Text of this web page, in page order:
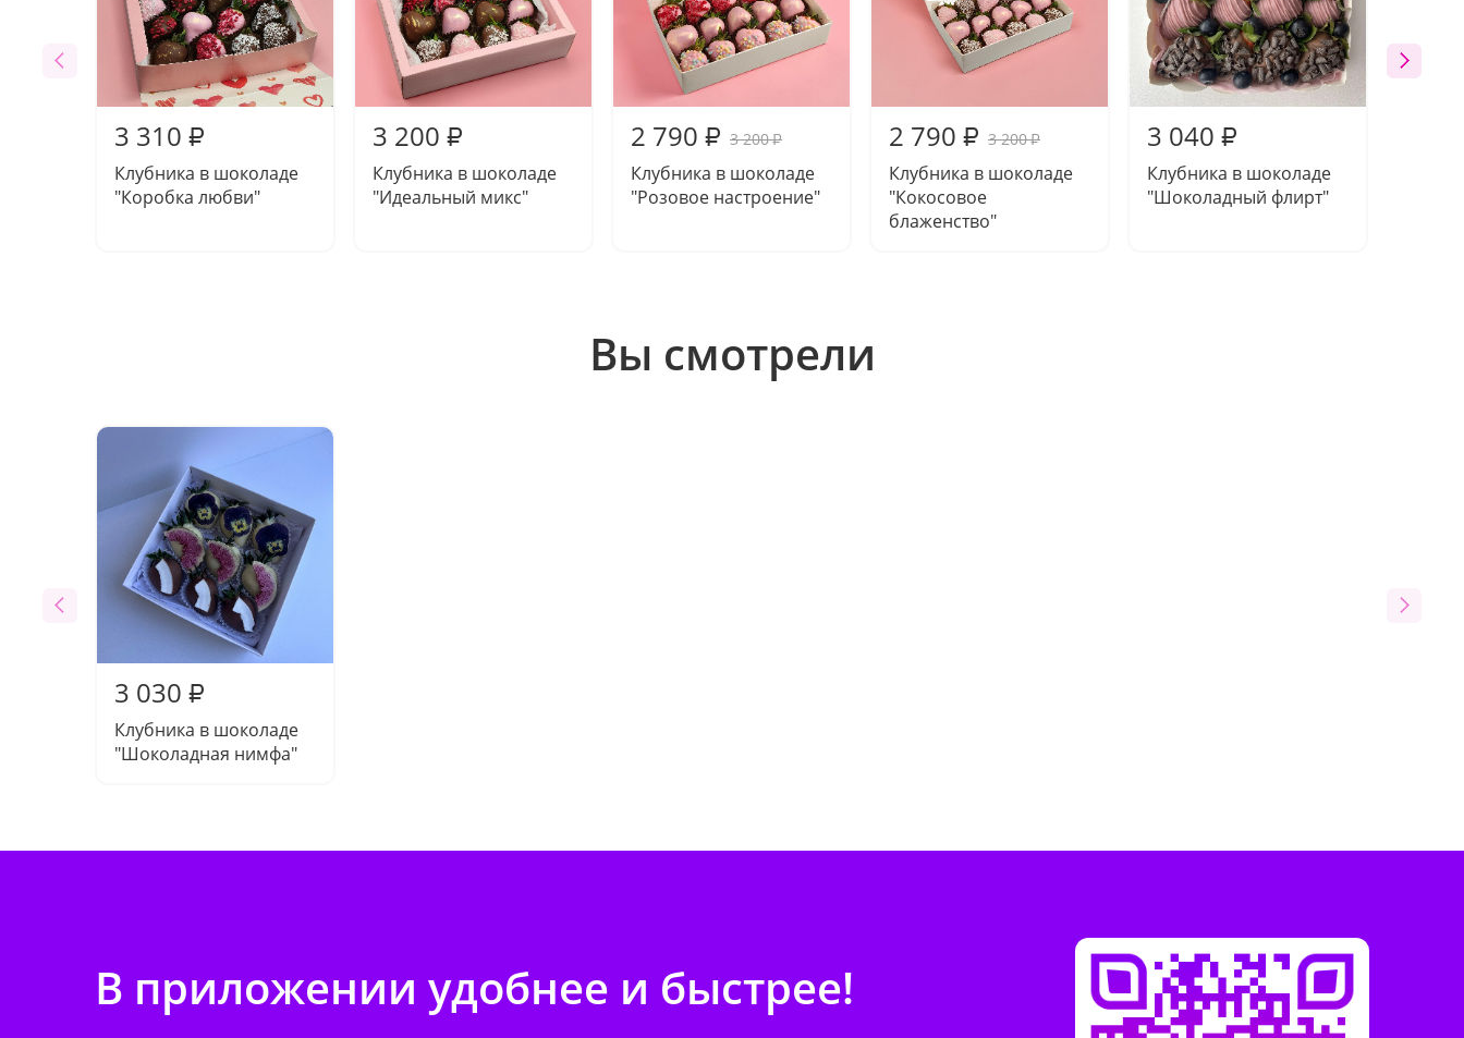
3 310 ₽
Клубника в шоколаде
"Коробка любви"
3 200 ₽
Клубника в шоколаде
"Идеальный микс"
2 790 ₽ 3 200₽
Клубника в шоколаде
"Розовое настроение"
2 790 ₽ 3 200₽
Клубника в шоколаде
"Кокосовое
блаженство"
3 040 ₽
Клубника в шоколаде
"Шоколадный флирт"
Вы смотрели
3 030 ₽
Клубника в шоколаде
"Шоколадная нимфа"
В приложении удобнее и быстрее!